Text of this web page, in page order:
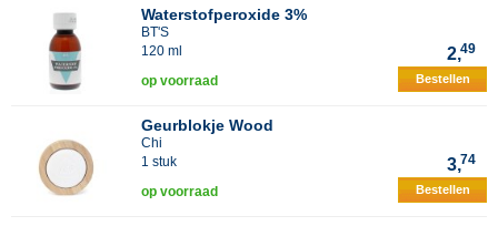
Waterstofperoxide 3%
BT'S
120 ml
2,49
op voorraad Bestellen
Geurblokje Wood
Chi
1 stuk
3,74
op voorraad Bestellen